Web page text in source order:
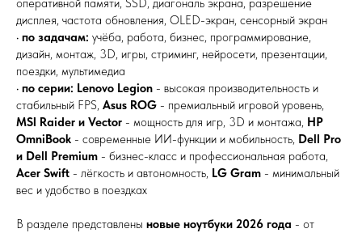
оперативной памяти, SSD, диагональ экрана, разрешение
дисплея, частота обновления, OLED-экран, сенсорный экран
• по задачам: учёба, работа, бизнес, программирование,
дизайн, монтаж, 3D, игры, стриминг, нейросети, презентации,
поездки, мультимедиа
• по серии: Lenovo Legion - высокая производительность и
стабильный FPS, Asus ROG - премиальный игровой уровень,
MSI Raider и Vector - мощность для игр, 3D и монтажа, HP
OmniBook - современные ИИ-функции и мобильность, Dell Pro
и Dell Premium - бизнес-класс и профессиональная работа,
Acer Swift - лёгкость и автономность, LG Gram - минимальный
вес и удобство в поездках
В разделе представлены новые ноутбуки 2026 года - от